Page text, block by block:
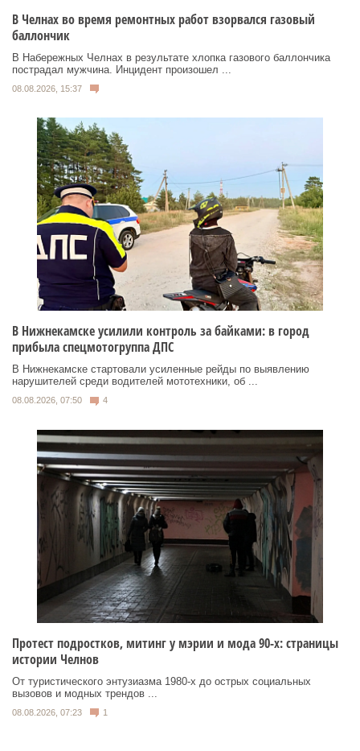
В Челнах во время ремонтных работ взорвался газовый
баллончик
В Набережных Челнах в результате хлопка газового баллончика
пострадал мужчина. Инцидент произошел ...
08.08.2026, 15:37
В Нижнекамске усилили контроль за байками: в город
прибыла спецмотогруппа ДПС
В Нижнекамске стартовали усиленные рейды по выявлению
нарушителей среди водителей мототехники, об ...
08.08.2026, 07:50 4
Протест подростков, митинг у мэрии и мода 90-х: страницы
истории Челнов
От туристического энтузиазма 1980‑х до острых социальных
вызовов и модных трендов ...
08.08.2026, 07:23 1